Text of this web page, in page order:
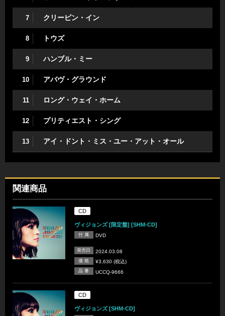
7 クリーピン・イン
8 トウズ
9 ハンブル・ミー
10 アバヴ・グラウンド
11 ロング・ウェイ・ホーム
12 プリティエスト・シング
13 アイ・ドント・ミス・ユー・アット・オール
関連商品
CD
ヴィジョンズ [限定盤] [SHM-CD]
付 属 DVD
発売日 2024.03.08
価 格 ¥3,630 (税込)
品 番 UCCQ-9666
CD
ヴィジョンズ [SHM-CD]